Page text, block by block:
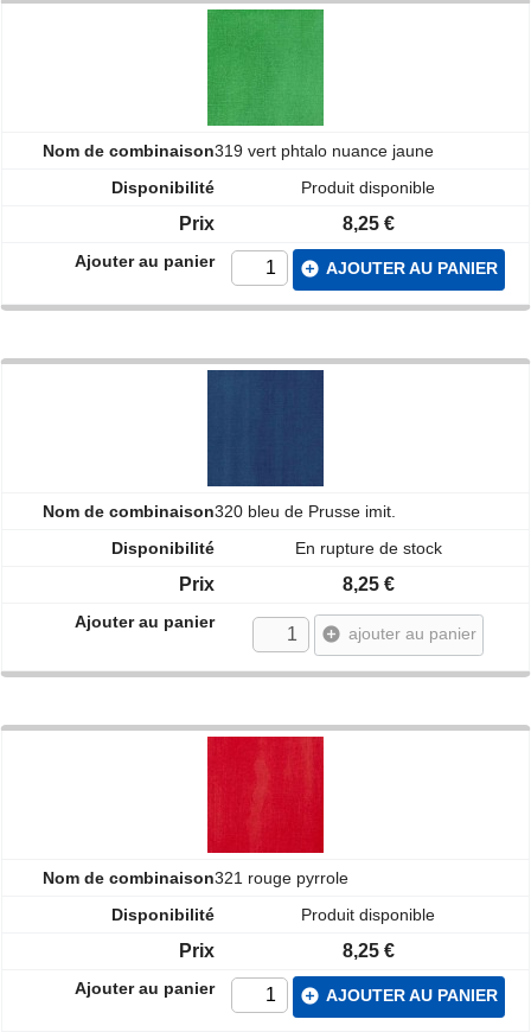
319 vert phtalo nuance jaune
Produit disponible
8,25 €
add_circle AJOUTER AU PANIER
320 bleu de Prusse imit.
En rupture de stock
8,25 €
add_circle ajouter au panier
321 rouge pyrrole
Produit disponible
8,25 €
add_circle AJOUTER AU PANIER